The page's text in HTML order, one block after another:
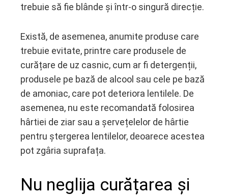
trebuie să fie blânde și într-o singură direcție.
Există, de asemenea, anumite produse care
trebuie evitate, printre care produsele de
curățare de uz casnic, cum ar fi detergenții,
produsele pe bază de alcool sau cele pe bază
de amoniac, care pot deteriora lentilele. De
asemenea, nu este recomandată folosirea
hârtiei de ziar sau a șervețelelor de hârtie
pentru ștergerea lentilelor, deoarece acestea
pot zgâria suprafața.
Nu neglija curățarea și